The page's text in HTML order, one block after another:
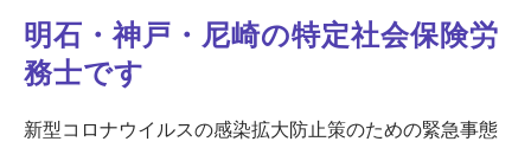
​​​明石・神戸・尼崎の特定社会保険労
務士です
新型コロナウイルスの感染拡大防止策のための緊急事態